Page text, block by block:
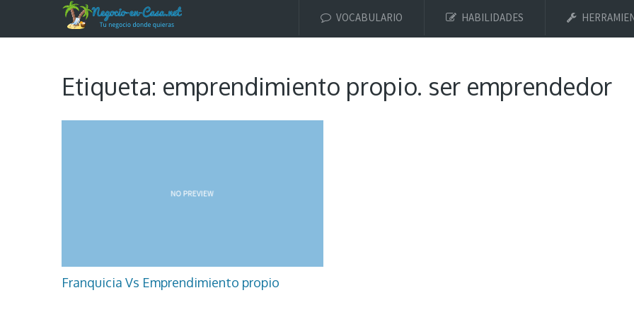
VOCABULARIO HABILIDADES
Etiqueta: emprendimiento propio. ser emprendedor
Franquicia Vs Emprendimiento propio